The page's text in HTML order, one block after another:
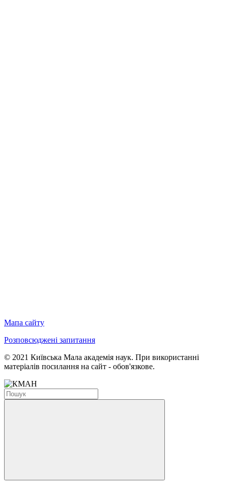
Мапа сайту
Розповсюджені запитання
© 2021 Київська Мала академія наук. При використанні
матеріалів посилання на сайт - обов'язкове.